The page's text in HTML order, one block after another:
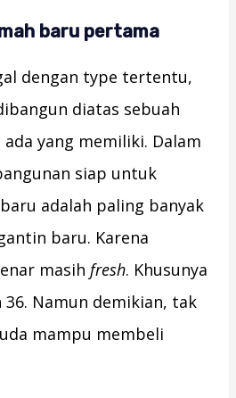
baru pertama
dengan type tertentu,
diatas sebuah
yang memiliki. Dalam
siap untuk
adalah paling banyak
baru. Karena
masihfresh. Khusunya
Namun demikian, tak
mampu membeli